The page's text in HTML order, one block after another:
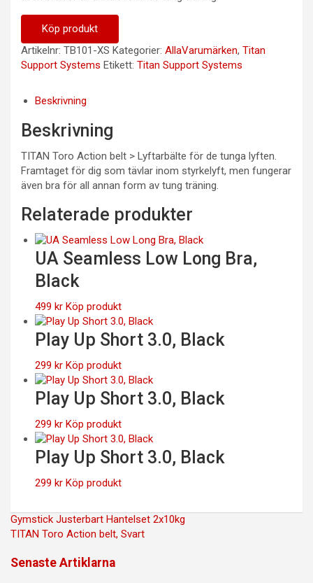
Köp produkt
Artikelnr: TB101-XS Kategorier: AllaVarumärken, Titan
Support Systems Etikett: Titan Support Systems
Beskrivning
Beskrivning
TITAN Toro Action belt > Lyftarbälte för de tunga lyften.
Framtaget för dig som tävlar inom styrkelyft, men fungerar
även bra för all annan form av tung träning.
Relaterade produkter
UA Seamless Low Long Bra,
Black
499 kr Köp produkt
Play Up Short 3.0, Black
299 kr Köp produkt
Play Up Short 3.0, Black
299 kr Köp produkt
Play Up Short 3.0, Black
299 kr Köp produkt
Inläggsnavigering
Gymstick Justerbart Hantelset 2x10kg
TITAN Toro Action belt, Svart
Senaste Artiklarna